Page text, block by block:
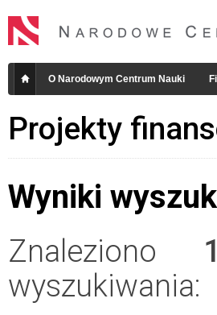
O Narodowym Centrum Nauki
Projekty
Wyniki
Znaleziono 1
wyszukiwania: